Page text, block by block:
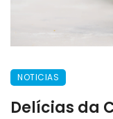
NOTICIAS
Delícias da